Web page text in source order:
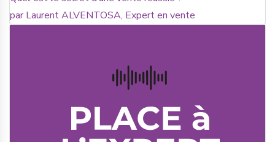
par Laurent ALVENTOSA, Expert en vente